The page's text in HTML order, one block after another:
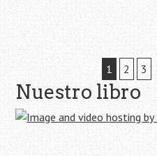
Navegación
de
la
entrada
1 2 3
Nuestro libro